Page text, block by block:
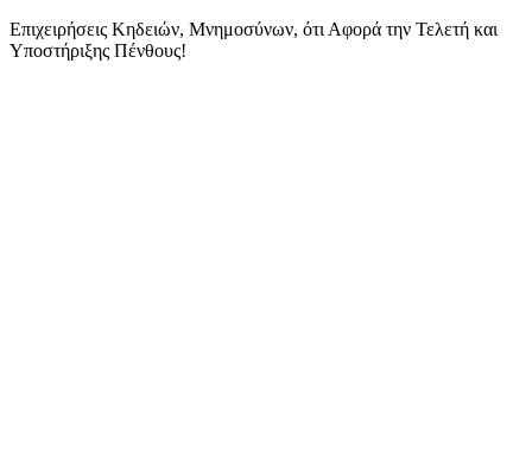
Skip
to
Επιχειρήσεις Κηδειών, Μνημοσύνων, ότι Αφορά την Τελετή και
Υποστήριξης Πένθους!